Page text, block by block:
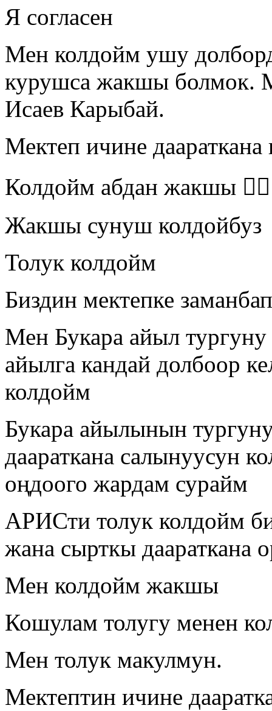
Я согласен
Мен колдойм ушу
курушса жакшы болмок.
Исаев Карыбай.
Мектеп ичине
Колдойм абдан жакшы 👍🏻
Жакшы сунуш колдойбуз
Толук колдойм
Биздин мектепке
Мен Букара айыл
айылга кандай долбоор
колдойм
Букара айылынын
даараткана салынуусун
оңдоого жардам сурайм
АРИСти толук колдойм
жана сырткы даараткана
Мен колдойм жакшы
Кошулам толугу менен
Мен толук макулмун.
Мектептин ичине